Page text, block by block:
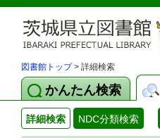
図書館トップ> 詳細検索
かんたん検索
詳細検索 NDC分類検索